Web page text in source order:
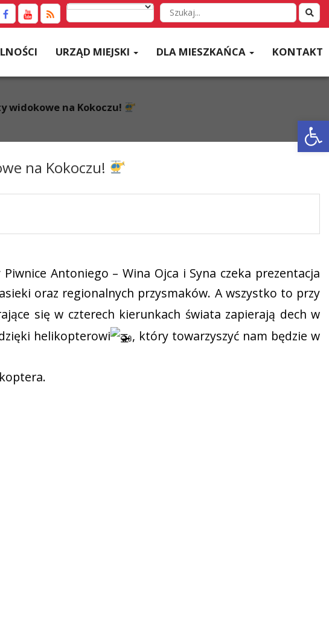
Wyszukaj
w
URZĄD MIEJSKI DLA MIESZKAŃCA KONTAKT
widokowe na Kokoczu!
na Kokoczu!
Antoniego – Wina Ojca i Syna czeka prezentacja
oraz regionalnych przysmaków. A wszystko to przy
się w czterech kierunkach świata zapierają dech w
helikopterowi
, który towarzyszyć nam będzie w